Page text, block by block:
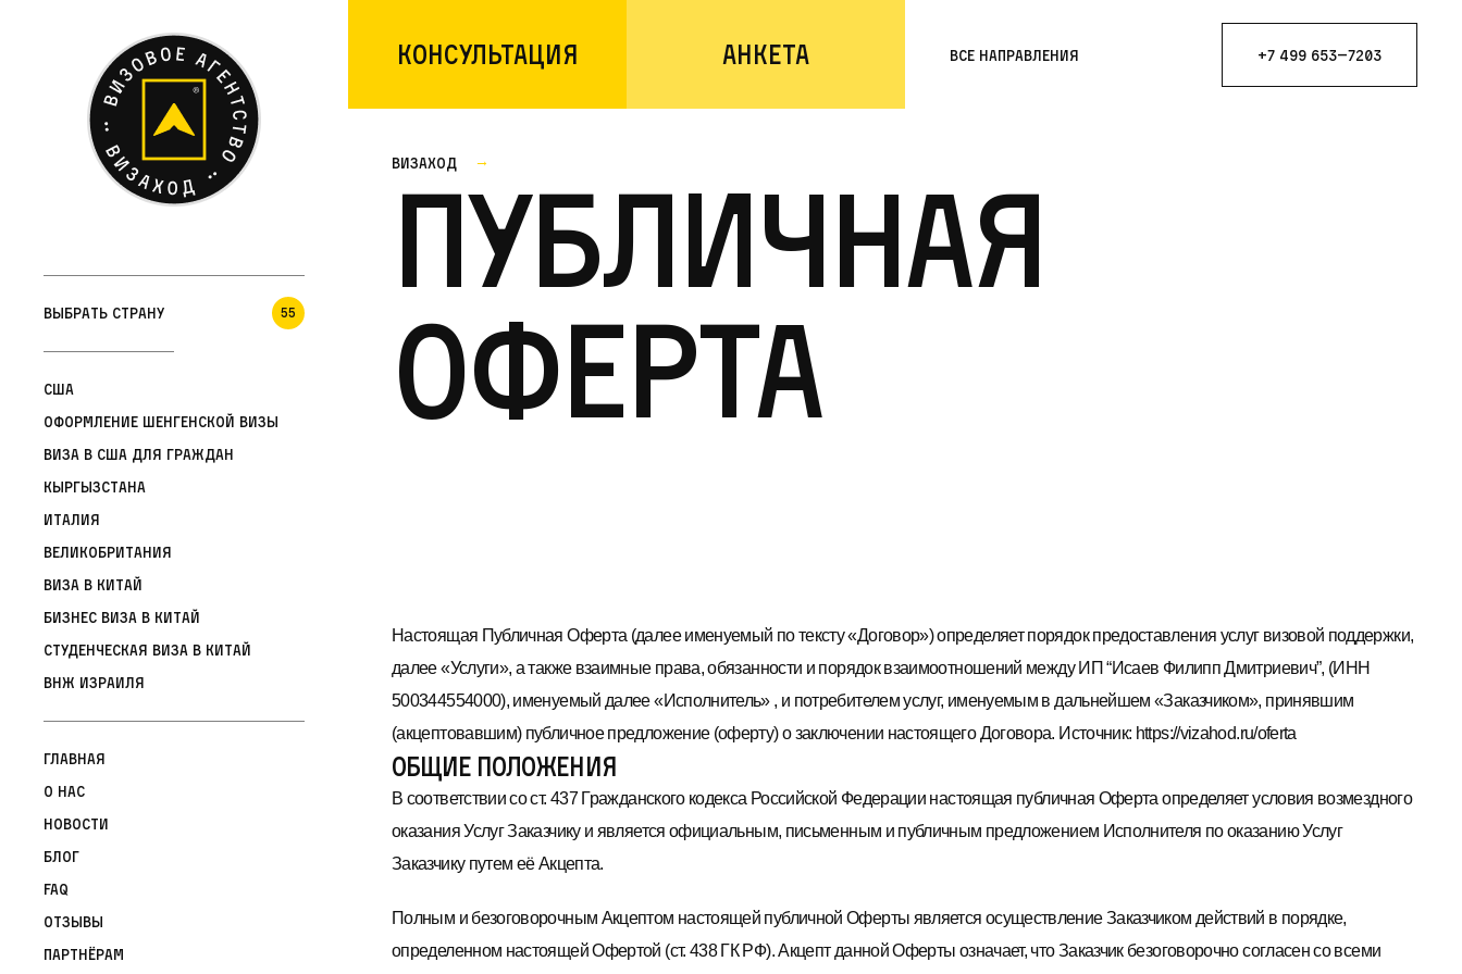
Консультация Анкета Все направления +7 499 653—7203
Выбрать страну 55
США
Оформление шенгенской визы
Виза в США для граждан
Кыргызстана
Италия
Великобритания
Виза в Китай
Бизнес виза в Китай
Студенческая виза в Китай
ВНЖ Израиля
Главная
О нас
Новости
Блог
FAQ
Отзывы
Партнёрам
Визаход
Публичная
оферта
Настоящая Публичная Оферта (далее именуемый по тексту «Договор») определяет порядок предоставления услуг визовой поддержки,
далее «Услуги», а также взаимные права, обязанности и порядок взаимоотношений между ИП “Исаев Филипп Дмитриевич”, (ИНН
500344554000), именуемый далее «Исполнитель» , и потребителем услуг, именуемым в дальнейшем «Заказчиком», принявшим
(акцептовавшим) публичное предложение (оферту) о заключении настоящего Договора. Источник: https://vizahod.ru/oferta
ОБЩИЕ ПОЛОЖЕНИЯ
В соответствии со ст. 437 Гражданского кодекса Российской Федерации настоящая публичная Оферта определяет условия возмездного
оказания Услуг Заказчику и является официальным, письменным и публичным предложением Исполнителя по оказанию Услуг
Заказчику путем её Акцепта.
Полным и безоговорочным Акцептом настоящей публичной Оферты является осуществление Заказчиком действий в порядке,
определенном настоящей Офертой (ст. 438 ГК РФ). Акцепт данной Оферты означает, что Заказчик безоговорочно согласен со всеми